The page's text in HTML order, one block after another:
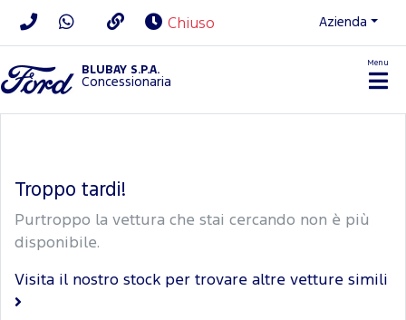
Chiuso Azienda
BLUBAY S.P.A.
Concessionaria
Menu
Troppo tardi!
Purtroppo la vettura che stai cercando non è più
disponibile.
Visita il nostro stock per trovare altre vetture simili